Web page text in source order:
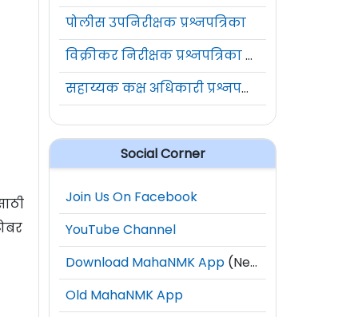
पोलीस उपनिरीक्षक प्रश्नपत्रिका
विक्रीकर निरीक्षक प्रश्नपत्रिका संच
सहाय्यक कक्ष अधिकारी प्रश्नपत्रिका संच
Social Corner
Join Us On Facebook
YouTube Channel
Download MahaNMK App (New)
Old MahaNMK App